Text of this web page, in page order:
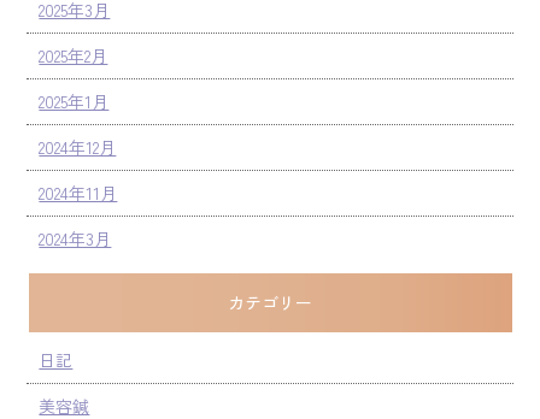
2025年3月
2025年2月
2025年1月
2024年12月
2024年11月
2024年3月
カテゴリー
日記
美容鍼